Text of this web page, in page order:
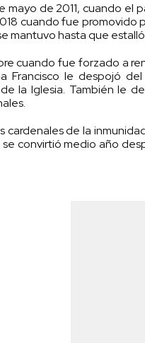
mayo de 2011, cuando el
cuando fue promovido
mantuvo hasta que
cuando fue forzado a
Francisco le despojó
la Iglesia. También le
cardenales de la
se convirtió medio año